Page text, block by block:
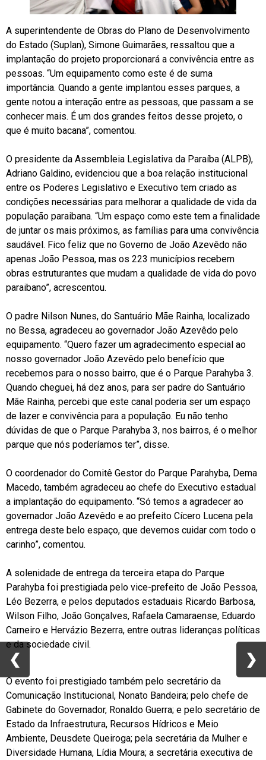
A superintendente de Obras do Plano de Desenvolvimento
do Estado (Suplan), Simone Guimarães, ressaltou que a
implantação do projeto proporcionará a convivência entre as
pessoas. “Um equipamento como este é de suma
importância. Quando a gente implantou esses parques, a
gente notou a interação entre as pessoas, que passam a se
conhecer mais. É um dos grandes feitos desse projeto, o
que é muito bacana”, comentou.
O presidente da Assembleia Legislativa da Paraíba (ALPB),
Adriano Galdino, evidenciou que a boa relação institucional
entre os Poderes Legislativo e Executivo tem criado as
condições necessárias para melhorar a qualidade de vida da
população paraibana. “Um espaço como este tem a finalidade
de juntar os mais próximos, as famílias para uma convivência
saudável. Fico feliz que no Governo de João Azevêdo não
apenas João Pessoa, mas os 223 municípios recebem
obras estruturantes que mudam a qualidade de vida do povo
paraibano”, acrescentou.
O padre Nilson Nunes, do Santuário Mãe Rainha, localizado
no Bessa, agradeceu ao governador João Azevêdo pelo
equipamento. “Quero fazer um agradecimento especial ao
nosso governador João Azevêdo pelo benefício que
recebemos para o nosso bairro, que é o Parque Parahyba 3.
Quando cheguei, há dez anos, para ser padre do Santuário
Mãe Rainha, percebi que este canal poderia ser um espaço
de lazer e convivência para a população. Eu não tenho
dúvidas de que o Parque Parahyba 3, nos bairros, é o melhor
parque que nós poderíamos ter”, disse.
O coordenador do Comitê Gestor do Parque Parahyba, Dema
Macedo, também agradeceu ao chefe do Executivo estadual
a implantação do equipamento. “Só temos a agradecer ao
governador João Azevêdo e ao prefeito Cícero Lucena pela
entrega deste belo espaço, que devemos cuidar com todo o
carinho”, comentou.
A solenidade de entrega da terceira etapa do Parque
Parahyba foi prestigiada pelo vice-prefeito de João Pessoa,
Léo Bezerra, e pelos deputados estaduais Ricardo Barbosa,
Wilson Filho, João Gonçalves, Rafaela Camaraense, Eduardo
Carneiro e Hervázio Bezerra, entre outras lideranças políticas
e da sociedade civil.
O evento foi prestigiado também pelo secretário da
Comunicação Institucional, Nonato Bandeira; pelo chefe de
Gabinete do Governador, Ronaldo Guerra; e pelo secretário de
Estado da Infraestrutura, Recursos Hídricos e Meio
Ambiente, Deusdete Queiroga; pela secretária da Mulher e
Diversidade Humana, Lídia Moura; a secretária executiva de
❮ ❯
❮ ❯